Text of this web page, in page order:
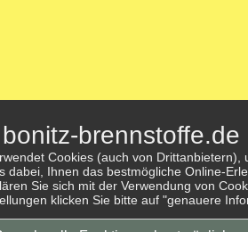
brennstoffe.de
Cookies (auch von
dabei, Ihnen das bestmögliche Online-
Sie sich mit der Verwendung von
klicken Sie bitte auf "genauere